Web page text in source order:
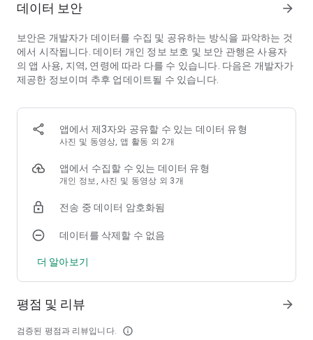
모두 이용할 수 있습니다.
용해보세요.
•얼굴 보정, “미니 미” 동안 효과, 어린 시절 사진 재현 기능으로
셀카를 더욱 매력적으로 꾸며보세요.
•AI 인물 스타일, AI 생성기,AI 애니메이션,드림 페이스
AI 기반 영상 편집 도구
얼굴 댄스 — 셀카를 음악 비트에 맞춰 춤추게 해보세요!
사진을 영화 같은 영상으로 변환하세요.
AI 영상 생성기 — 사진만으로 매력적인 숏폼 영상과 애니메이션
워터마크 제거— 로고와 워터마크를 한 번에 간편하게 제거하
• 사실적인 모션 효과와 함께 몰입감 있는
텐츠를 만들어보세요.
• 스마트 AI 모션 기술로 여러 사람을 동시에 애니메이션화할 수
• 성별 변환,AI 헤어스타일, 복고풍 스타일 인물 사진도 자유롭게
데이터 보안 arrow_forward
보안은 개발자가 데이터를 수집 및 공유하는 방식을 파악하는 것
에서 시작됩니다. 데이터 개인 정보 보호 및 보안 관행은 사용자
의 앱 사용, 지역, 연령에 따라 다를 수 있습니다. 다음은 개발자가
제공한 정보이며 추후 업데이트될 수 있습니다.
앱에서 제3자와 공유할 수 있는 데이터 유형
사진 및 동영상, 앱 활동 외 2개
앱에서 수집할 수 있는 데이터 유형
개인 정보, 사진 및 동영상 외 3개
전송 중 데이터 암호화됨
데이터를 삭제할 수 없음
더 알아보기
평점 및 리뷰
검증된 평점과 리뷰입니다. info_outline
arrow_forward